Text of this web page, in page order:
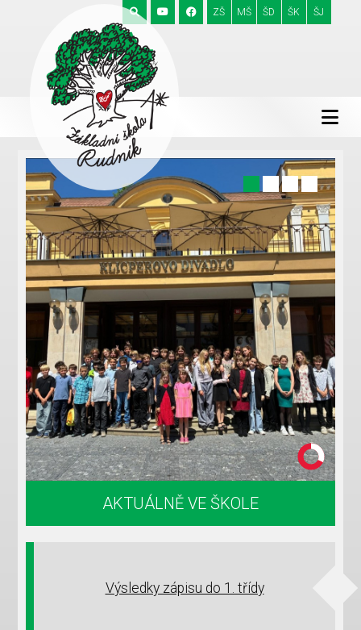
ZŠ MŠ ŠD ŠK ŠJ
AKTUÁLNĚ VE ŠKOLE
Výsledky zápisu do 1. třídy